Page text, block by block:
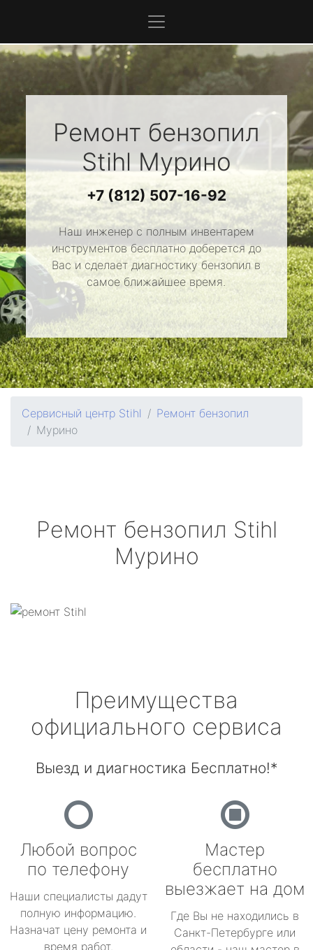
Ремонт бензопил
StihlМурино
+7 (812) 507-16-92
Наш инженер с полным инвентарем
инструментов бесплатно доберется до
Вас и сделает диагностику бензопил в
самое ближайшее время.
Сервисный центр Stihl
Ремонт бензопил
Мурино
Ремонт бензопил Stihl
Мурино
Преимущества
официального сервиса
Выезд и диагностика Бесплатно!*
Любой вопрос
по телефону
Наши специалисты дадут
полную информацию.
Назначат цену ремонта и
время работ.
Мастер
бесплатно
выезжает на дом
Где Вы не находились в
Санкт-Петербурге или